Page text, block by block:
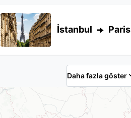
İstanbul Paris
Daha fazla göster